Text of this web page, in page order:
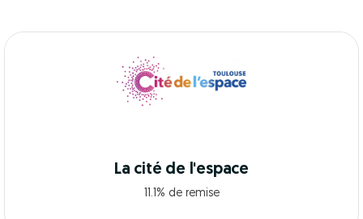
La cité de l'espace
11.1% de remise